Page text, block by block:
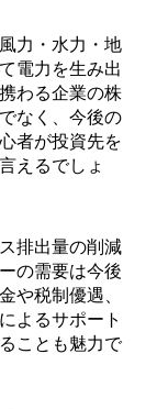
力・水力・地
電力を生み出
わる企業の株
なく、今後の
者が投資先を
えるでしょ
排出量の削減
の需要は今後
や税制優遇、
よるサポート
ことも魅力で